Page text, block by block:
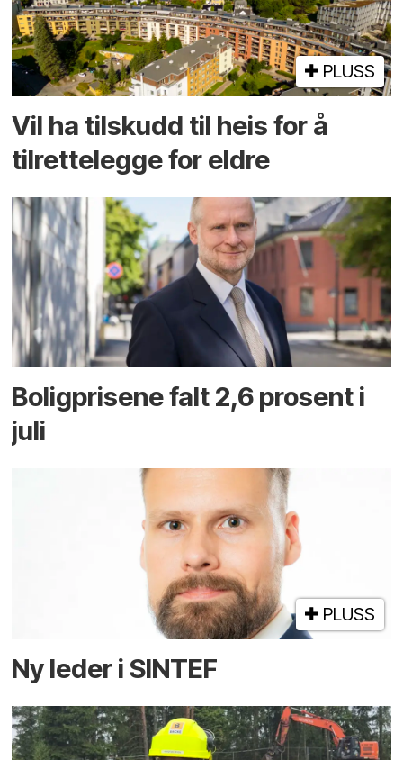
PLUSS
Vil ha tilskudd til heis for å
tilrettelegge for eldre
Boligprisene falt 2,6 prosent i
juli
PLUSS
Ny leder i SINTEF